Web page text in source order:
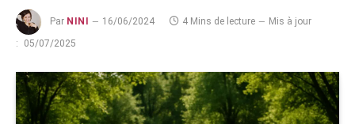
Par NINI 16/06/2024 4 Mins de lecture
Mis à jour
:
05/07/2025